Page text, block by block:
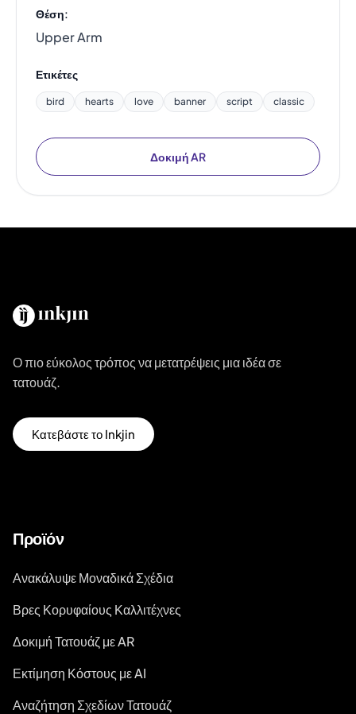
Θέση:
Upper Arm
Ετικέτες
bird hearts love banner script classic
Δοκιμή AR
Ο πιο εύκολος τρόπος να μετατρέψεις μια ιδέα σε
τατουάζ.
Κατεβάστε το Inkjin
Προϊόν
Ανακάλυψε Μοναδικά Σχέδια
Βρες Κορυφαίους Καλλιτέχνες
Δοκιμή Τατουάζ με AR
Εκτίμηση Κόστους με AI
Αναζήτηση Σχεδίων Τατουάζ